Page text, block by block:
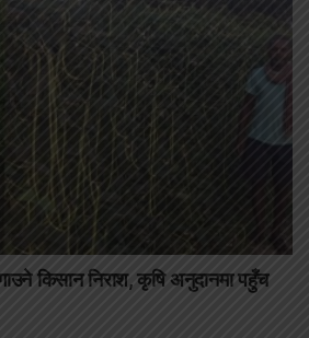
किसान निराश, कृषि अनुदानमा पहुँच